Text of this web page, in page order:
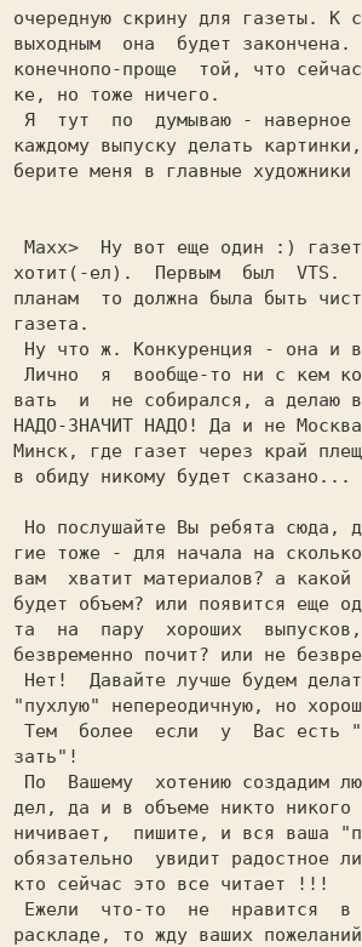
очередную скрину для газеты. К
выходным  она  будет закончена.
конечнопо-проще  той, что
ке, но тоже ничего.
каждому выпуску делать
берите меня в главные
хотит(-ел).  Первым  был  VTS.
планам  то должна была быть
газета.
вать  и  не собирался, а делаю
НАДО-ЗНАЧИТ НАДО! Да и не
Минск, где газет через край
в обиду никому будет сказано...
гие тоже - для начала на
вам  хватит материалов? а какой
будет объем? или появится еще
та  на  пару  хороших
безвременно почит? или не
"пухлую" непереодичную, но
зать"!
дел, да и в объеме никто никого
ничивает,  пишите, и вся ваша
обязательно  увидит радостное
кто сейчас это все читает !!!
раскладе, то жду ваших